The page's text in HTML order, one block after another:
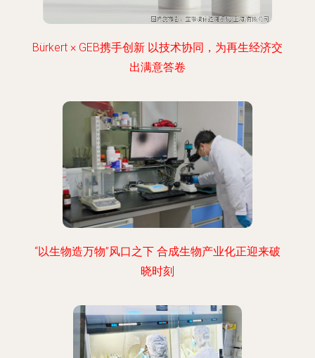
Bürkert × GEB携手创新 以技术协同，为再生经济交
出满意答卷
“以生物造万物”风口之下 合成生物产业化正迎来破
晓时刻